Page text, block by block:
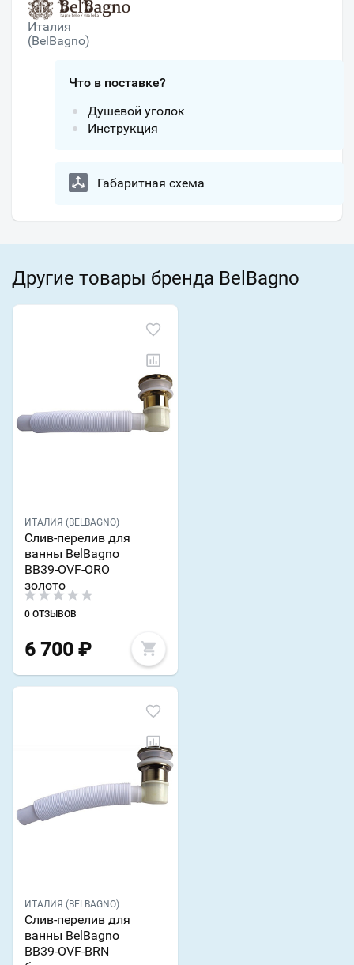
Италия
(BelBagno)
Что в поставке?
Душевой уголок
Инструкция
Габаритная схема
Другие товары бренда BelBagno
ИТАЛИЯ (BELBAGNO)
Слив-перелив для
ванны BelBagno
BB39-OVF-ORO
золото
0 ОТЗЫВОВ
6 700 ₽
ИТАЛИЯ (BELBAGNO)
Слив-перелив для
ванны BelBagno
BB39-OVF-BRN